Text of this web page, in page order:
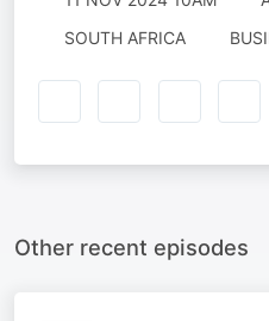
SOUTH AFRICA
Other recent episodes